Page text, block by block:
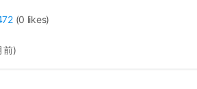
(0 likes)
前)